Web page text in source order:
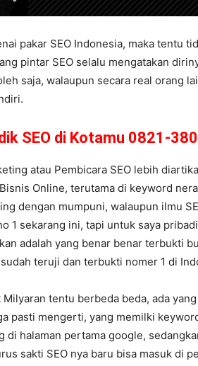
pakar SEO Indonesia, maka tentu
pintar SEO selalu mengatakan
saja, walaupun secara real orang
SEO di Kotamu 0821-
atau Pembicara SEO lebih
Online, terutama di keyword
dengan mumpuni, walaupun ilmu
1 sekarang ini, tapi untuk saya
adalah yang benar benar terbukti
teruji dan terbukti nomer 1 di
tentu berbeda beda, ada
pasti mengerti, yang memilki
di halaman pertama google,
sakti SEO nya baru bisa masuk di